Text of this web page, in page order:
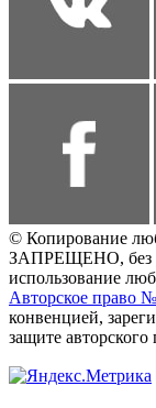
© Копирование
ЗАПРЕЩЕНО, без
использование
Авторское право
конвенцией,
защите